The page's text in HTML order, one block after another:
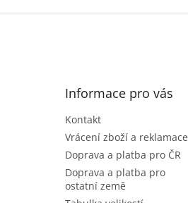
Informace pro vás
Kontakt
Vrácení zboží a reklamace
Doprava a platba pro ČR
Doprava a platba pro
ostatní země